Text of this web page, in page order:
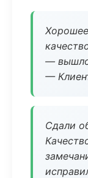
—
—
Сдали